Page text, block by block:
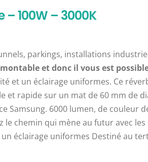
– 100W – 3000K
parkings, installations
et donc il vous est
et un éclairage uniformes. Ce
et rapide sur un mat de 60 mm de
Samsung. 6000 lumen, de couleur
chemin qui mène au futur avec les
éclairage uniformes Destiné au